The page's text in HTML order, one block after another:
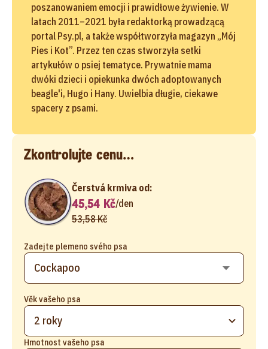
poszanowaniem emocji i prawidłowe żywienie. W
latach 2011–2021 była redaktorką prowadzącą
portal Psy.pl, a także współtworzyła magazyn „Mój
Pies i Kot”. Przez ten czas stworzyła setki
artykułów o psiej tematyce. Prywatnie mama
dwóki dzieci i opiekunka dwóch adoptowanych
beagle'i, Hugo i Hany. Uwielbia długie, ciekawe
spacery z psami.
Zkontrolujte cenu…
Zadejte plemeno svého psa
Věk vašeho psa
2 roky
Hmotnost vašeho psa
Čerstvá krmiva od:
45,54 Kč/den
53,58 Kč